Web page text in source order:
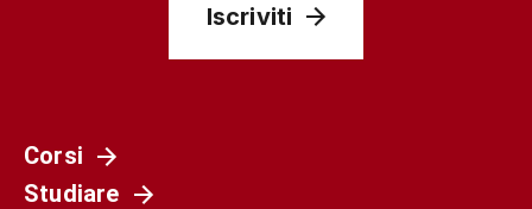
Iscriviti
Corsi
Studiare